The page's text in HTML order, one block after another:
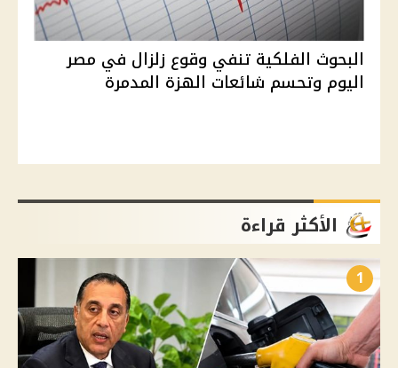
البحوث الفلكية تنفي وقوع زلزال في مصر
اليوم وتحسم شائعات الهزة المدمرة
الأكثر قراءة
1